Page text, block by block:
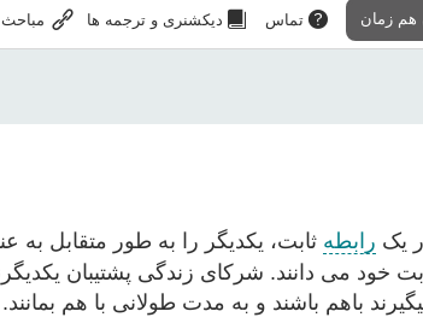
تماس دیکشنری و ترجمه ها
یک رابطه ثابت، یکدیگر را به طور متقابل به
خود می دانند. شرکای زندگی پشتیبان
باهم باشند و به مدت طولانی با هم بمانند.